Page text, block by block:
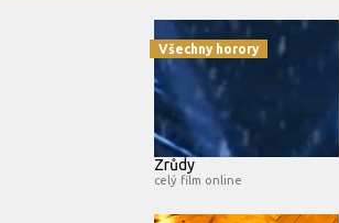
Všechny horory
Zrůdy
celý film online